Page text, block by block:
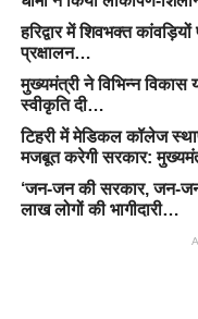
हरिद्वार में शिवभक्त
प्रक्षालन…
मुख्यमंत्री ने विभिन्न
स्वीकृति दी…
टिहरी में मेडिकल कॉलेज
मजबूत करेगी सरकार:
‘जन-जन की सरकार, जन-
लाख लोगों की भागीदारी…